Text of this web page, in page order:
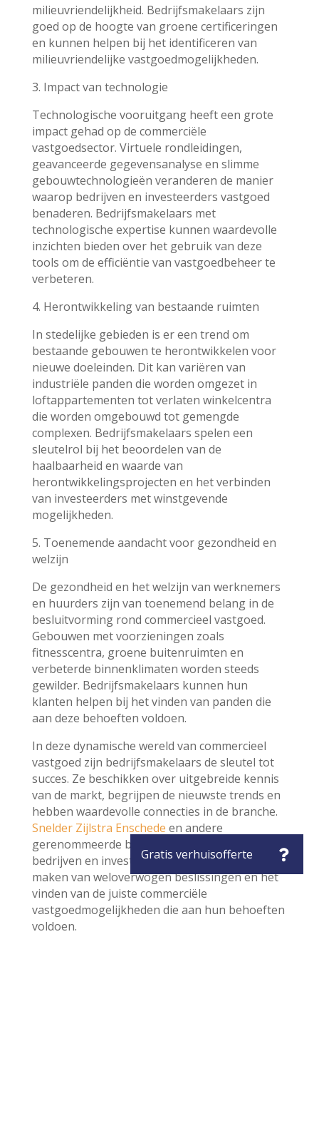
milieuvriendelijkheid. Bedrijfsmakelaars zijn
goed op de hoogte van groene certificeringen
en kunnen helpen bij het identificeren van
milieuvriendelijke vastgoedmogelijkheden.
3. Impact van technologie
Technologische vooruitgang heeft een grote
impact gehad op de commerciële
vastgoedsector. Virtuele rondleidingen,
geavanceerde gegevensanalyse en slimme
gebouwtechnologieën veranderen de manier
waarop bedrijven en investeerders vastgoed
benaderen. Bedrijfsmakelaars met
technologische expertise kunnen waardevolle
inzichten bieden over het gebruik van deze
tools om de efficiëntie van vastgoedbeheer te
verbeteren.
4. Herontwikkeling van bestaande ruimten
In stedelijke gebieden is er een trend om
bestaande gebouwen te herontwikkelen voor
nieuwe doeleinden. Dit kan variëren van
industriële panden die worden omgezet in
loftappartementen tot verlaten winkelcentra
die worden omgebouwd tot gemengde
complexen. Bedrijfsmakelaars spelen een
sleutelrol bij het beoordelen van de
haalbaarheid en waarde van
herontwikkelingsprojecten en het verbinden
van investeerders met winstgevende
mogelijkheden.
5. Toenemende aandacht voor gezondheid en
welzijn
De gezondheid en het welzijn van werknemers
en huurders zijn van toenemend belang in de
besluitvorming rond commercieel vastgoed.
Gebouwen met voorzieningen zoals
fitnesscentra, groene buitenruimten en
verbeterde binnenklimaten worden steeds
gewilder. Bedrijfsmakelaars kunnen hun
klanten helpen bij het vinden van panden die
aan deze behoeften voldoen.
In deze dynamische wereld van commercieel
vastgoed zijn bedrijfsmakelaars de sleutel tot
succes. Ze beschikken over uitgebreide kennis
van de markt, begrijpen de nieuwste trends en
hebben waardevolle connecties in de branche.
Snelder Zijlstra Enschede en andere
gerenommeerde bedrijfsmakelaars kunnen
bedrijven en investeerders helpen bij het
maken van weloverwogen beslissingen en het
vinden van de juiste commerciële
vastgoedmogelijkheden die aan hun behoeften
voldoen.